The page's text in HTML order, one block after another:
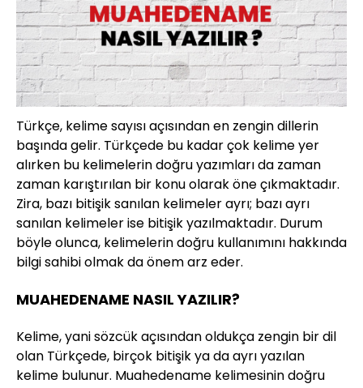
Türkçe, kelime sayısı açısından en zengin dillerin
başında gelir. Türkçede bu kadar çok kelime yer
alırken bu kelimelerin doğru yazımları da zaman
zaman karıştırılan bir konu olarak öne çıkmaktadır.
Zira, bazı bitişik sanılan kelimeler ayrı; bazı ayrı
sanılan kelimeler ise bitişik yazılmaktadır. Durum
böyle olunca, kelimelerin doğru kullanımını hakkında
bilgi sahibi olmak da önem arz eder.
MUAHEDENAME NASIL YAZILIR?
Kelime, yani sözcük açısından oldukça zengin bir dil
olan Türkçede, birçok bitişik ya da ayrı yazılan
kelime bulunur. Muahedename kelimesinin doğru